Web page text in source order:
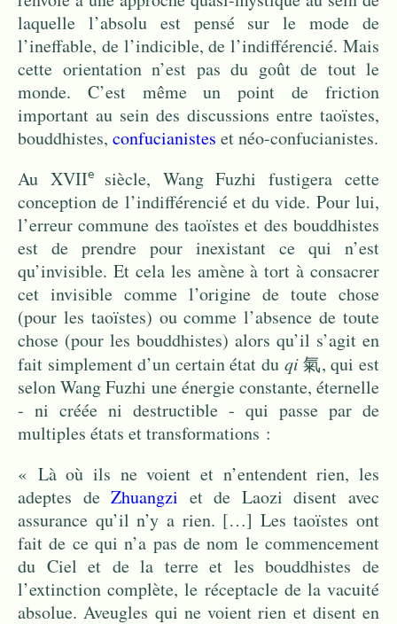
laquelle l’absolu est pensé sur le mode de
l’ineffable, de l’indicible, de l’indifférencié. Mais
cette orientation n’est pas du goût de tout le
monde. C’est même un point de friction
important au sein des discussions entre taoïstes,
bouddhistes, confucianistes et néo-confucianistes.
Au XVIIe
siècle, Wang Fuzhi fustigera cette
conception de l’indifférencié et du vide. Pour lui,
l’erreur commune des taoïstes et des bouddhistes
est de prendre pour inexistant ce qui n’est
qu’invisible. Et cela les amène à tort à consacrer
cet invisible comme l’origine de toute chose
(pour les taoïstes) ou comme l’absence de toute
chose (pour les bouddhistes) alors qu’il s’agit en
fait simplement d’un certain état du qi氣, qui est
selon Wang Fuzhi une énergie constante, éternelle
- ni créée ni destructible - qui passe par de
multiples états et transformations :
« Là où ils ne voient et n’entendent rien, les
adeptes deZhuangzi et de Laozi disent avec
assurance qu’il n’y a rien. […] Les taoïstes ont
fait de ce qui n’a pas de nom le commencement
du Ciel et de la terre et les bouddhistes de
l’extinction complète, le réceptacle de la vacuité
absolue. Aveugles qui ne voient rien et disent en